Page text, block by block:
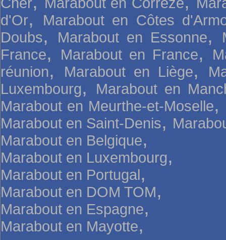
d'Or,
Marabout en Côtes
Doubs, Marabout en Essonne,
France, Marabout en France,
réunion, Marabout en Liège,
Luxembourg,
Marabout en
Marabout en Meurthe-et-Moselle,
Marabout en Saint-Denis,
Marabout en Belgique,
Marabout en Luxembourg,
Marabout en Portugal,
Marabout en DOM TOM,
Marabout en Espagne,
Marabout en Mayotte,